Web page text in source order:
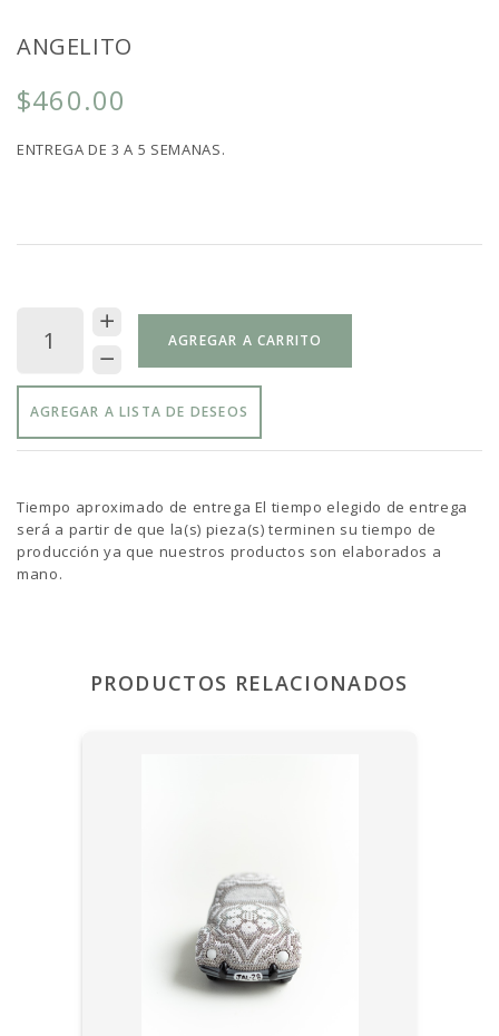
ANGELITO
$460.00
ENTREGA DE 3 A 5 SEMANAS.
AGREGAR A CARRITO
AGREGAR A LISTA DE DESEOS
Tiempo aproximado de entrega El tiempo elegido de entrega
será a partir de que la(s) pieza(s) terminen su tiempo de
producción ya que nuestros productos son elaborados a
mano.
PRODUCTOS RELACIONADOS